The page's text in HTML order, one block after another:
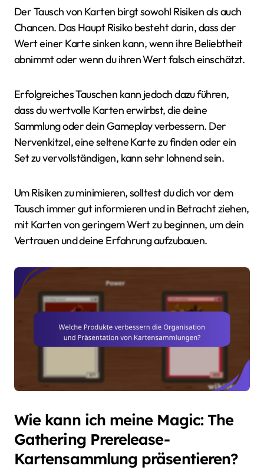
Der Tausch von Karten birgt sowohl Risiken als auch
Chancen. Das Haupt Risiko besteht darin, dass der
Wert einer Karte sinken kann, wenn ihre Beliebtheit
abnimmt oder wenn du ihren Wert falsch einschätzt.
Erfolgreiches Tauschen kann jedoch dazu führen,
dass du wertvolle Karten erwirbst, die deine
Sammlung oder dein Gameplay verbessern. Der
Nervenkitzel, eine seltene Karte zu finden oder ein
Set zu vervollständigen, kann sehr lohnend sein.
Um Risiken zu minimieren, solltest du dich vor dem
Tausch immer gut informieren und in Betracht ziehen,
mit Karten von geringem Wert zu beginnen, um dein
Vertrauen und deine Erfahrung aufzubauen.
Wie kann ich meine Magic: The
Gathering Prerelease-
Kartensammlung präsentieren?